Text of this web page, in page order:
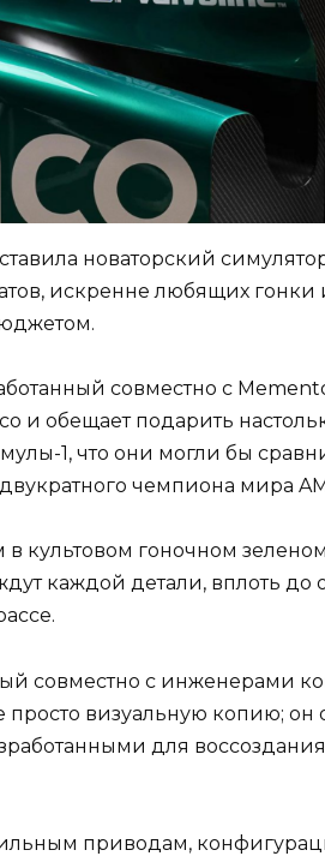
новаторский
искренне любящих гонки
совместно с
и обещает подарить
1, что они могли бы
чемпиона мира
культовом гоночном
каждой детали, вплоть
совместно с инженерами
просто визуальную копию; он
для
приводам,